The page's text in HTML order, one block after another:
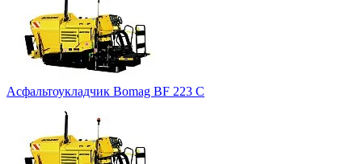
Асфальтоукладчик Bomag BF 223 C